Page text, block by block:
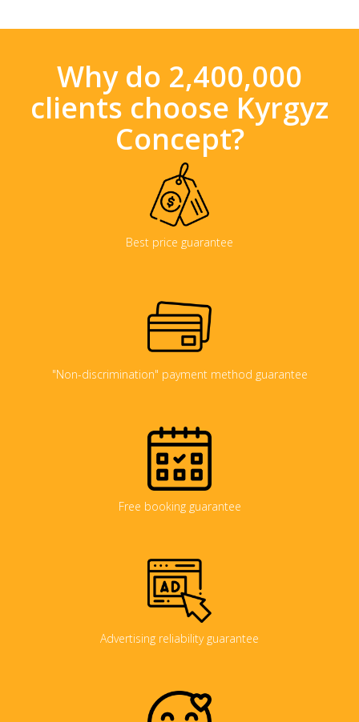
Why do 2,400,000
clients choose Kyrgyz
Concept?
Best price guarantee
"Non-discrimination" payment method guarantee
Free booking guarantee
Advertising reliability guarantee